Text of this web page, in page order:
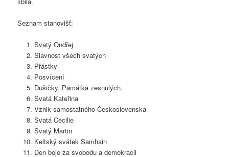
Seznam stanovišť:
Svatý Ondřej
Slavnost všech svatých
Přástky
Posvícení
Dušičky. Památka zesnulých.
Svatá Kateřina
Vznik samostatného Československa
Svatá Cecilie
Svatý Martin
Keltský svátek Samhain
Den boje za svobodu a demokracii